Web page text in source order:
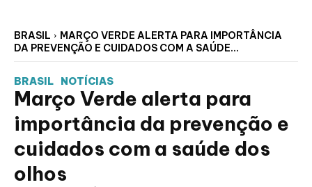
BRASIL
MARÇO VERDE ALERTA PARA IMPORTÂNCIA
DA PREVENÇÃO E CUIDADOS COM A SAÚDE...
BRASIL NOTÍCIAS
Março Verde alerta para
importância da prevenção e
cuidados com a saúde dos
olhos